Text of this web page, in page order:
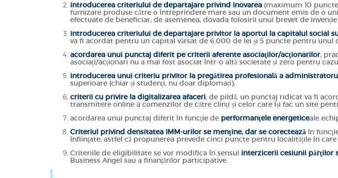
introducerea criteriului de departajare privind inovarea (maximum 10
furnizare produse către o întreprindere mare sau un document emis de o
efectuate de beneficiar; de asemenea, dovada folosirii unui brevet de
introducerea criteriului de departajare privitor la aportul la capitalul social
va fi acordat pentru un capital vărsat de 6.000 de lei și 5 puncte pentru unul
acordarea unui punctaj diferit pe criterii aferente asociaţilor/acţionarilor;
asociați/acționari nu a mai fost asociat într-o altă societate și zero pentru
introducerea unui criteriu privitor la pregătirea profesională a
superioare (chiar și studenți, nu doar diplomați);
criterii cu privire la digitalizarea afaceri; de pildă, un punctaj ridicat va fi
transmitere online a comenzilor de către clinți și celor care își fac un site
acordarea unui punctaj diferit în funcţie de performanţele energeticeale
Criteriul privind densitatea IMM-urilor se menţine, dar se corectează în
înfiinţate, astfel că propunerea prevede cinci puncte pentru localitățile în
Criteriile de eligibilitate se vor modifica în sensul interzicerii cesiunii părţilor
Business Angel sau a finanţărilor participative.